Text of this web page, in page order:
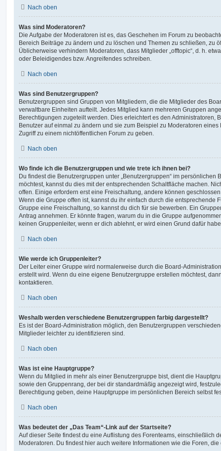
Nach oben
Was sind Moderatoren?
Die Aufgabe der Moderatoren ist es, das Geschehen im Forum zu
Bereich Beiträge zu ändern und zu löschen und Themen zu schließen, zu
Üblicherweise verhindern Moderatoren, dass Mitglieder „offtopic“, d. h.
oder Beleidigendes bzw. Angreifendes schreiben.
Nach oben
Was sind Benutzergruppen?
Benutzergruppen sind Gruppen von Mitgliedern, die die Mitglieder des
verwaltbare Einheiten aufteilt. Jedes Mitglied kann mehreren Gruppen
Berechtigungen zugeteilt werden. Dies erleichtert es den Administratoren,
Benutzer auf einmal zu ändern und sie zum Beispiel zu Moderatoren
Zugriff zu einem nichtöffentlichen Forum zu geben.
Nach oben
Wo finde ich die Benutzergruppen und wie trete ich ihnen bei?
Du findest die Benutzergruppen unter „Benutzergruppen“ im persönlichen
möchtest, kannst du dies mit der entsprechenden Schaltfläche machen.
offen. Einige erfordern erst eine Freischaltung, andere können
Wenn die Gruppe offen ist, kannst du ihr einfach durch die entsprechende
Gruppe eine Freischaltung, so kannst du dich für sie bewerben. Ein
Antrag annehmen. Er könnte fragen, warum du in die Gruppe
keinen Gruppenleiter, wenn er dich ablehnt, er wird einen Grund dafür
Nach oben
Wie werde ich Gruppenleiter?
Der Leiter einer Gruppe wird normalerweise durch die Board-
erstellt wird. Wenn du eine eigene Benutzergruppe erstellen möchtest,
kontaktieren.
Nach oben
Weshalb werden verschiedene Benutzergruppen farbig dargestellt?
Es ist der Board-Administration möglich, den Benutzergruppen
Mitglieder leichter zu identifizieren sind.
Nach oben
Was ist eine Hauptgruppe?
Wenn du Mitglied in mehr als einer Benutzergruppe bist, dient die
sowie den Gruppenrang, der bei dir standardmäßig angezeigt wird,
Berechtigung geben, deine Hauptgruppe im persönlichen Bereich selbst
Nach oben
Was bedeutet der „Das Team“-Link auf der Startseite?
Auf dieser Seite findest du eine Auflistung des Forenteams, einschließlich
Moderatoren. Du findest hier auch weitere Informationen wie die Foren,